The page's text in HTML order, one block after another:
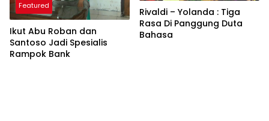
Featured
Ikut Abu Roban dan
Santoso Jadi Spesialis
Rampok Bank
Rivaldi – Yolanda : Tiga
Rasa Di Panggung Duta
Bahasa